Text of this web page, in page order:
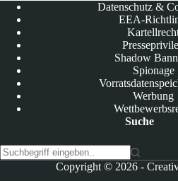
Datenschutz &
EEA-
Shadow
Spionage
Werbung
Suche
Copyright © 2026 -